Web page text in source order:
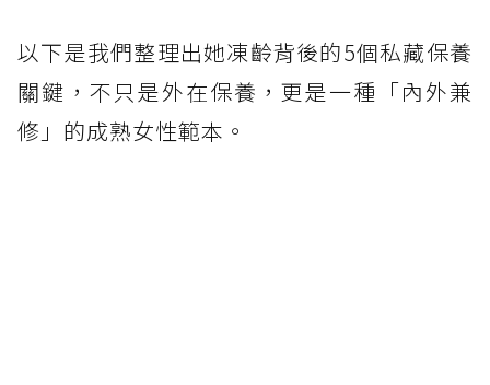
以下是我們整理出她凍齡背後的5個私藏保養
關鍵，不只是外在保養，更是一種「內外兼
修」的成熟女性範本。